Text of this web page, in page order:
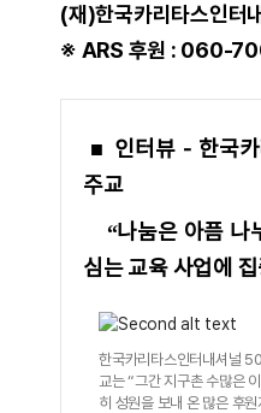
(재)한국카리타스인터
※ ARS 후원 : 060-
■ 인터뷰 - 한국
주교
“나눔은 아픔 나
심는 교육 사업에
한국카리타스인터내셔널
교는 “그간 지구촌 수많은
히 성원을 보내 온 많은 후